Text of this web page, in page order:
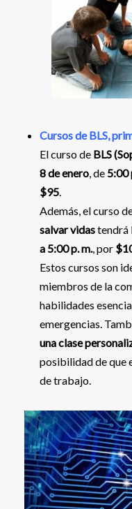
Cursos de BLS,
El curso de BLS
8 de enero, de5:00
$95.
Además, el curso
salvar vidastendrá
a 5:00 p. m., por
Estos cursos son
miembros de la
habilidades
emergencias.
una clase
posibilidad de que
de trabajo.